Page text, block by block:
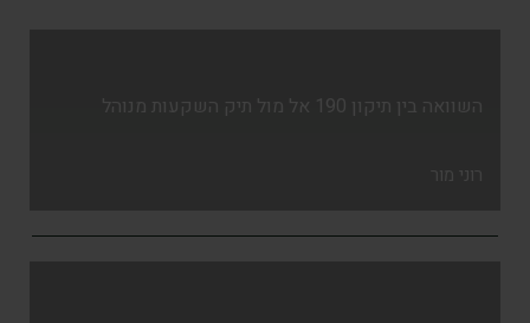
השוואה בין תיקון 190 אל מול תיק השקעות מנוהל
רוני מור